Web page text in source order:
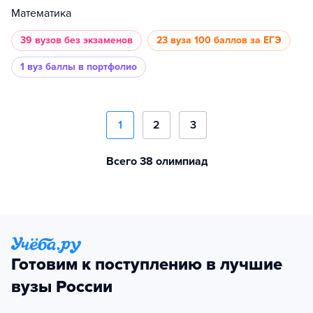
Математика
39 вузов без экзаменов 23 вуза 100 баллов за ЕГЭ
1 вуз баллы в портфолио
1 2 3
Всего 38 олимпиад
Готовим к поступлению в лучшие
вузы России